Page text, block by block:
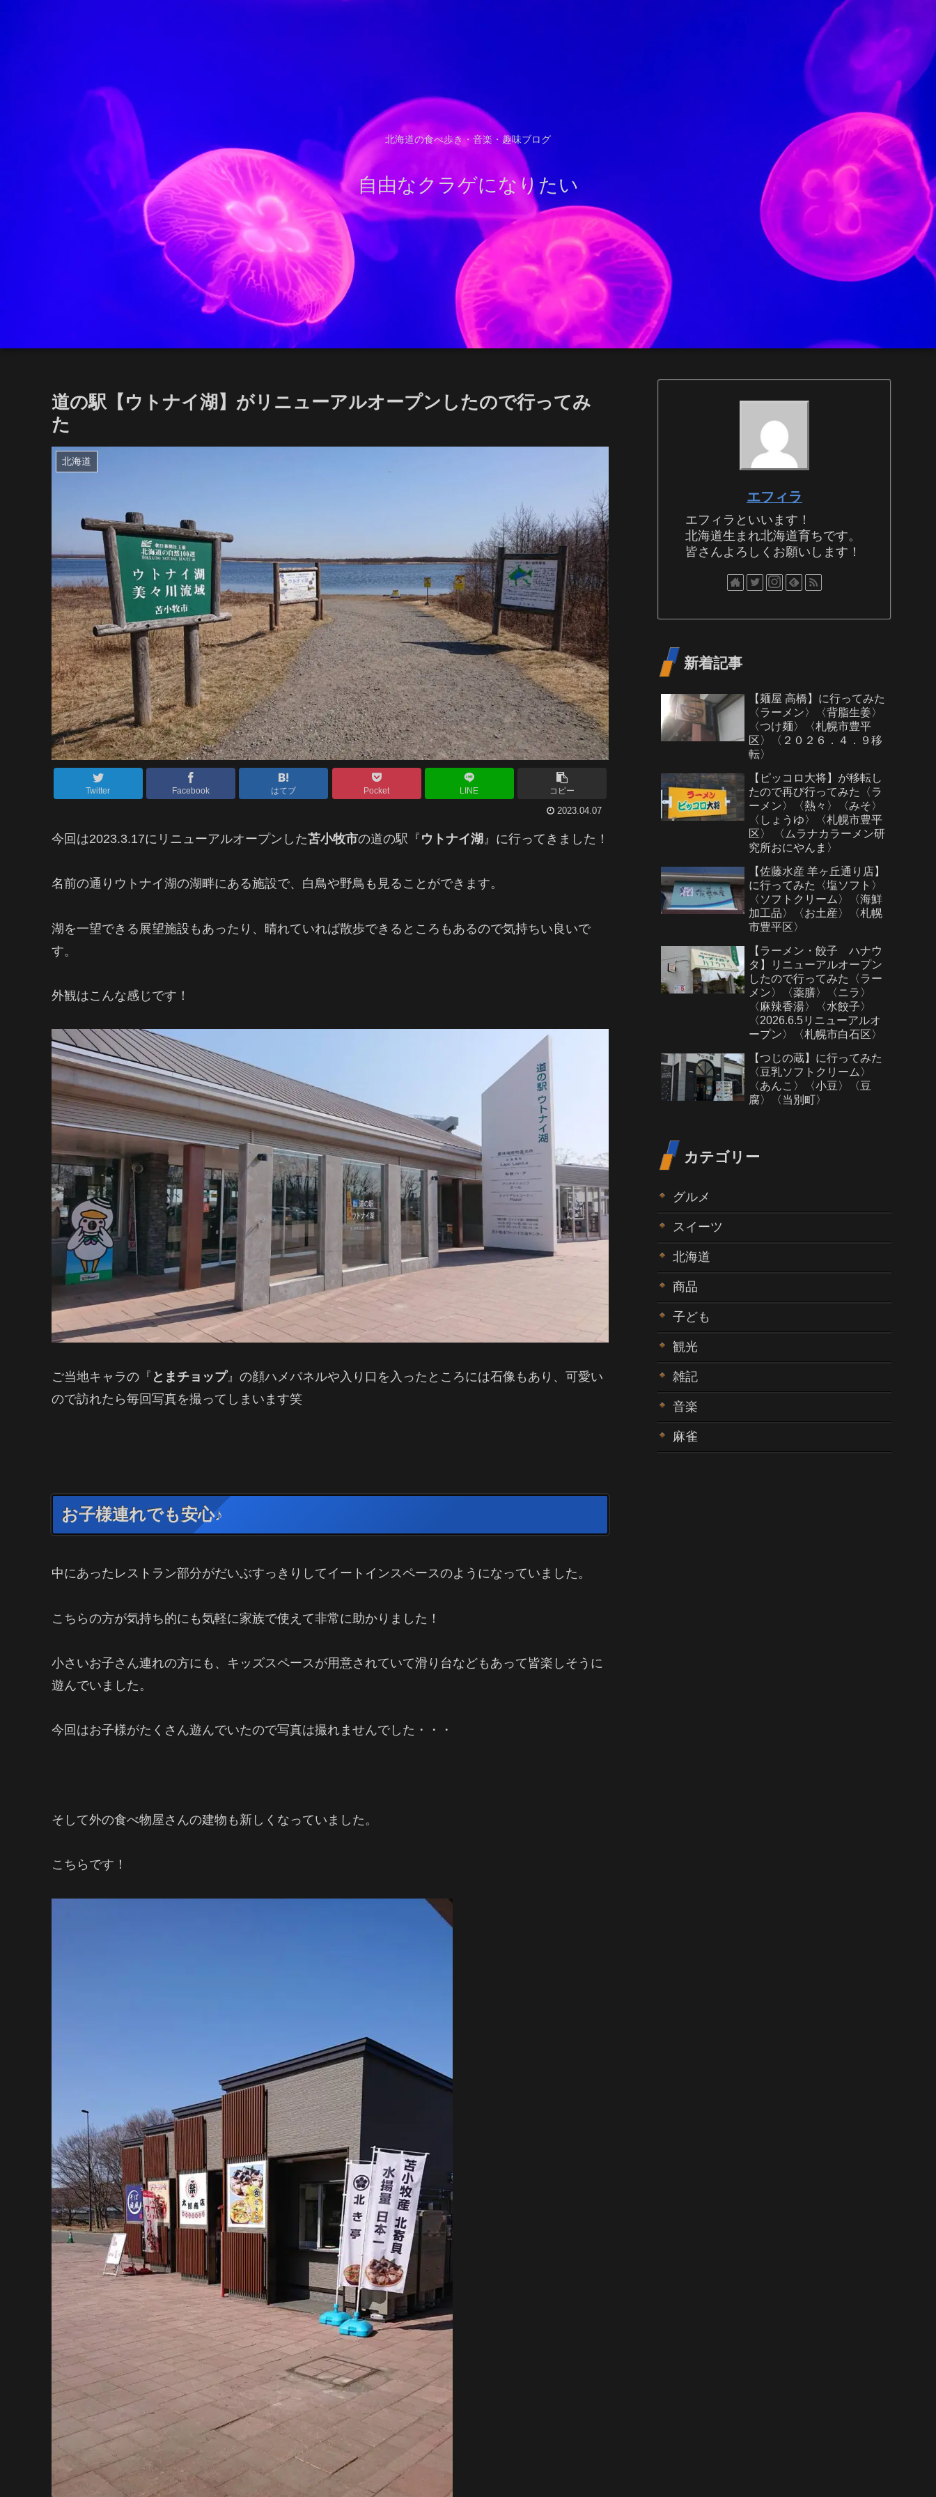
北海道の食べ歩き・音楽・趣味ブログ
自由なクラゲになりたい
道の駅【ウトナイ湖】がリニューアルオープンしたので行ってみ
た
北海道
Twitter Facebook はてブ Pocket LINE コピー
2023.04.07
今回は2023.3.17にリニューアルオープンした苫小牧市の道の駅『 ウトナイ湖 』に行ってきました！
名前の通りウトナイ湖の湖畔にある施設で、白鳥や野鳥も見ることができます。
湖を一望できる展望施設もあったり、晴れていれば散歩できるところもあるので気持ちい良いで
す。
外観はこんな感じです！
ご当地キャラの『 とまチョップ』の顔ハメパネルや入り口を入ったところには石像もあり、可愛い
ので訪れたら毎回写真を撮ってしまいます笑
お子様連れでも安心♪
中にあったレストラン部分がだいぶすっきりしてイートインスペースのようになっていました。
こちらの方が気持ち的にも気軽に家族で使えて非常に助かりました！
小さいお子さん連れの方にも、キッズスペースが用意されていて滑り台などもあって皆楽しそうに
遊んでいました。
今回はお子様がたくさん遊んでいたので写真は撮れませんでした・・・
そして外の食べ物屋さんの建物も新しくなっていました。
こちらです！
エフィラ
エフィラといいます！
北海道生まれ北海道育ちです。
皆さんよろしくお願いします！
新着記事
【麺屋 高橋】に行ってみた
〈ラーメン〉〈背脂生姜〉
〈つけ麺〉〈札幌市豊平
区〉〈２０２６．４．９移
転〉
【ピッコロ大将】が移転し
たので再び行ってみた〈ラ
ーメン〉〈熱々〉〈みそ〉
〈しょうゆ〉〈札幌市豊平
区〉 〈ムラナカラーメン研
究所おにやんま〉
【佐藤水産 羊ヶ丘通り店】
に行ってみた〈塩ソフト〉
〈ソフトクリーム〉〈海鮮
加工品〉〈お土産〉〈札幌
市豊平区〉
【ラーメン・餃子 ハナウ
タ】リニューアルオープン
したので行ってみた〈ラー
メン〉〈薬膳〉〈ニラ〉
〈麻辣香湯〉〈水餃子〉
〈2026.6.5リニューアルオ
ープン〉〈札幌市白石区〉
【つじの蔵】に行ってみた
〈豆乳ソフトクリーム〉
〈あんこ〉〈小豆〉〈豆
腐〉〈当別町〉
カテゴリー
グルメ
スイーツ
北海道
商品
子ども
観光
雑記
音楽
麻雀